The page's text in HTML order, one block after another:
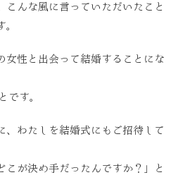
こんな風に言っていただいたこと
女性と出会って結婚することにな
です。
、わたしを結婚式にもご招待して
こが決め手だったんですか？」と